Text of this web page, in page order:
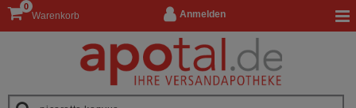
Anmelden
Warenkorb
0